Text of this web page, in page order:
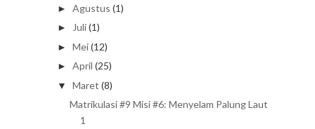
► Agustus (1)
► Juli(1)
► Mei(12)
► April (25)
▼ Maret (8)
Matrikulasi #9 Misi #6: Menyelam Palung Laut
1